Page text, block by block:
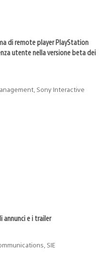
di remote player PlayStation
utente nella versione beta dei
Sony Interactive
e i trailer
SIE